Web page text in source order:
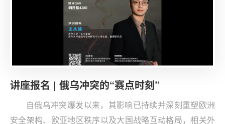
讲座报名 | 俄乌冲突的“赛点时刻”
自俄乌冲突爆发以来，其影响已持续并深刻重塑欧洲
安全架构、欧亚地区秩序以及大国战略互动格局，相关外